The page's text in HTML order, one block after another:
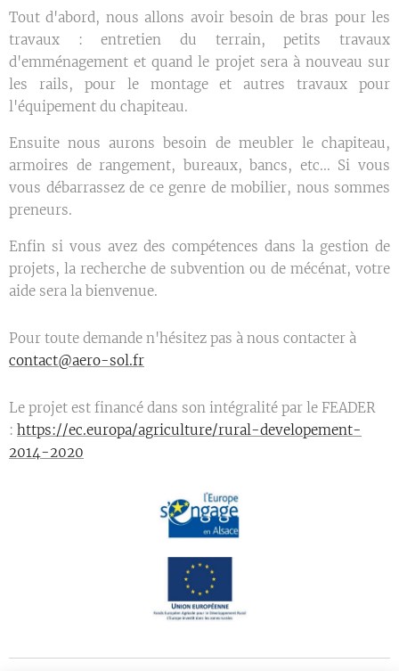
Tout d'abord, nous allons avoir besoin de bras pour les
travaux : entretien du terrain, petits travaux
d'emménagement et quand le projet sera à nouveau sur
les rails, pour le montage et autres travaux pour
l'équipement du chapiteau.
Ensuite nous aurons besoin de meubler le chapiteau,
armoires de rangement, bureaux, bancs, etc... Si vous
vous débarrassez de ce genre de mobilier, nous sommes
preneurs.
Enfin si vous avez des compétences dans la gestion de
projets, la recherche de subvention ou de mécénat, votre
aide sera la bienvenue.
Pour toute demande n'hésitez pas à nous contacter à
contact@aero-sol.fr
Le projet est financé dans son intégralité par le FEADER
: https://ec.europa/agriculture/rural-developement-
2014-2020